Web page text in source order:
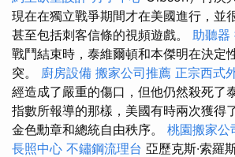
現在在獨立戰爭期間才在美國進行，並
甚至包括刺客信條的視頻遊戲。 助聽器
戰鬥結束時，泰維爾頓和本傑明在決定
突。 廚房設備 搬家公司推薦 正宗西式
經造成了嚴重的傷口，但他仍然殺死了
指數所報導的那樣，美國有時兩次獲得
金色勳章和總統自由秩序。 桃園搬家公
長照中心 不鏽鋼流理台 亞歷克斯·索羅